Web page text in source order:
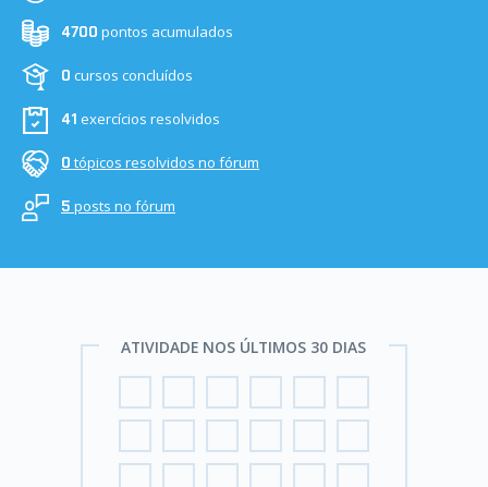
4700 pontos acumulados
0 cursos concluídos
41 exercícios resolvidos
0 tópicos resolvidos no fórum
5 posts no fórum
ATIVIDADE NOS ÚLTIMOS 30 DIAS